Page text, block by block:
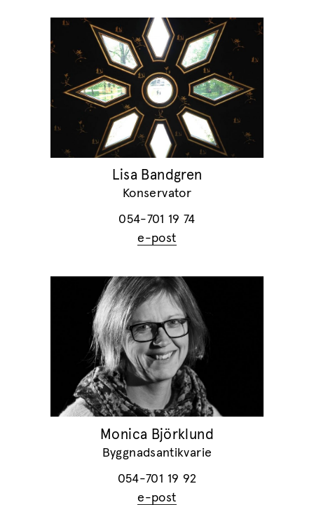
Lisa Bandgren
Konservator
054-701 19 74
e-post
Monica Björklund
Byggnadsantikvarie
054-701 19 92
e-post